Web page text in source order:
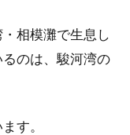
相模灘で生息し
のは、駿河湾の
す。